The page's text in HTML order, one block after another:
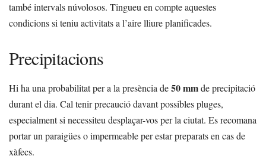
també intervals núvolosos. Tingueu en compte aquestes
condicions si teniu activitats a l’aire lliure planificades.
Precipitacions
Hi ha una probabilitat per a la presència de50 mmde precipitació
durant el dia. Cal tenir precaució davant possibles pluges,
especialment si necessiteu desplaçar-vos per la ciutat. Es recomana
portar un paraigües o impermeable per estar preparats en cas de
xàfecs.